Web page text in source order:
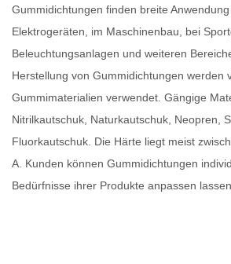
Gummidichtungen finden breite
Elektrogeräten, im Maschinenbau, bei
Beleuchtungsanlagen und weiteren
Herstellung von Gummidichtungen werden
Gummimaterialien verwendet. Gängige
Nitrilkautschuk, Naturkautschuk, Neopren,
Fluorkautschuk. Die Härte liegt meist
A. Kunden können Gummidichtungen
Bedürfnisse ihrer Produkte anpassen lassen.